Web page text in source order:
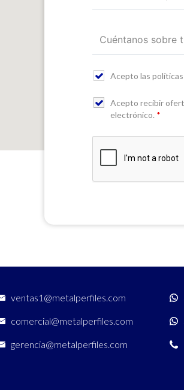
Acepto las
Acepto recibir
electrónico. *
ventas1@metalperfiles.com
comercial@metalperfiles.com
gerencia@metalperfiles.com